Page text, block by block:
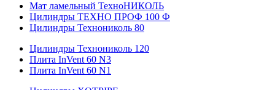
Мат ламельный ТехноНИКОЛЬ
Цилиндры ТЕХНО ПРОФ 100 Ф
Цилиндры Технониколь 80
Цилиндры Технониколь 120
Плита InVent 60 N3
Плита InVent 60 N1